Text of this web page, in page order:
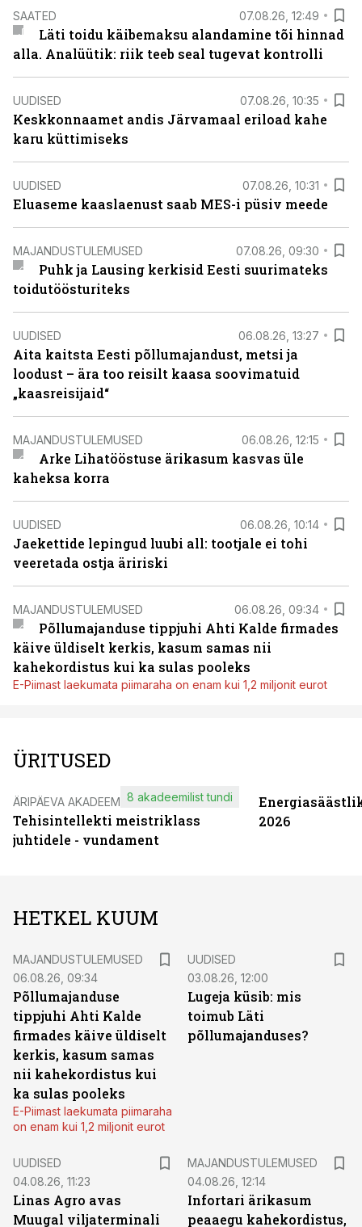
SAATED 07.08.26, 12:49
Läti toidu käibemaksu alandamine tõi hinnad
alla. Analüütik: riik teeb seal tugevat kontrolli
UUDISED 07.08.26, 10:35
Keskkonnaamet andis Järvamaal eriload kahe
karu küttimiseks
UUDISED 07.08.26, 10:31
Eluaseme kaaslaenust saab MES-i püsiv meede
MAJANDUSTULEMUSED 07.08.26, 09:30
Puhk ja Lausing kerkisid Eesti suurimateks
toidutöösturiteks
UUDISED 06.08.26, 13:27
Aita kaitsta Eesti põllumajandust, metsi ja
loodust – ära too reisilt kaasa soovimatuid
„kaasreisijaid“
MAJANDUSTULEMUSED 06.08.26, 12:15
Arke Lihatööstuse ärikasum kasvas üle
kaheksa korra
UUDISED 06.08.26, 10:14
Jaekettide lepingud luubi all: tootjale ei tohi
veeretada ostja äririski
MAJANDUSTULEMUSED 06.08.26, 09:34
Põllumajanduse tippjuhi Ahti Kalde firmades
käive üldiselt kerkis, kasum samas nii
kahekordistus kui ka sulas pooleks
E-Piimast laekumata piimaraha on enam kui 1,2 miljonit eurot
ÜRITUSED
ÄRIPÄEVA AKADEEMIA
Tehisintellekti meistriklass
juhtidele - vundament
8 akadeemilist tundi
2026
HETKEL KUUM
MAJANDUSTULEMUSED
06.08.26, 09:34
Põllumajanduse
tippjuhi Ahti Kalde
firmades käive üldiselt
kerkis, kasum samas
nii kahekordistus kui
ka sulas pooleks
E-Piimast laekumata piimaraha
on enam kui 1,2 miljonit eurot
UUDISED
03.08.26, 12:00
Lugeja küsib: mis
toimub Läti
põllumajanduses?
UUDISED
04.08.26, 11:23
Linas Agro avas
Muugal viljaterminali
MAJANDUSTULEMUSED
04.08.26, 12:14
Infortari ärikasum
peaaegu kahekordistus,